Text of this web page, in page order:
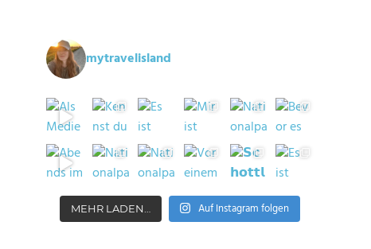
mytravelisland
MEHR LADEN… Auf Instagram folgen